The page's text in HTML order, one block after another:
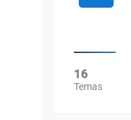
16
Temas